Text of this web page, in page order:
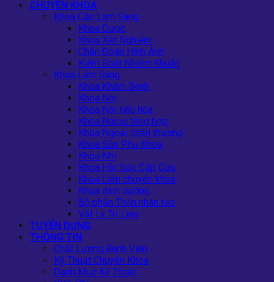
CHUYÊN KHOA
Khoa Cận Lâm Sàng
Khoa Dược
Khoa Xét Nghiệm
Chẩn Đoán Hình Ảnh
Kiểm Soát Nhiễm Khuẩn
Khoa Lâm Sàng
Khoa Khám Bệnh
Khoa Nội
Khoa Nội tiêu hóa
Khoa Ngoại tổng hợp
Khoa Ngoại chấn thương
Khoa Sản Phụ Khoa
Khoa Nhi
Khoa Hồi Sức Cấp Cứu
Khoa Liên chuyên khoa
Khoa dinh dưỡng
Bộ phận Thận nhân tạo
Vật Lý Trị Liệu
TUYỂN DỤNG
THÔNG TIN
Chất Lượng Bệnh Viện
Kỹ Thuật Chuyên Khoa
Danh Mục Kỹ Thuật